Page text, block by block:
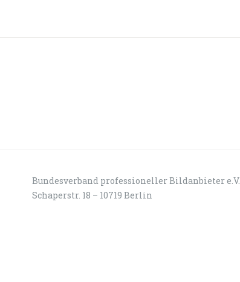
Bundesverband professioneller Bildanbieter e.V.
Schaperstr. 18 – 10719 Berlin